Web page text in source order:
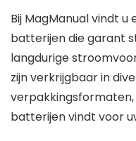
Bij MagManualvindt u
batterijendie garant
langdurige
zijn verkrijgbaar in
verpakkingsformaten,
batterijen vindt voor